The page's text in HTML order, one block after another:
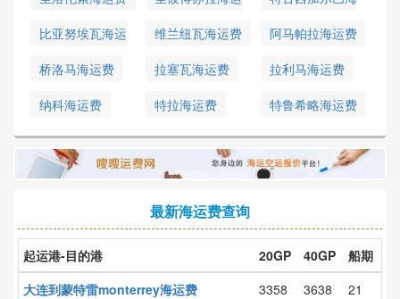
比亚努埃瓦海运
费
维兰纽瓦海运费
阿马帕拉海运费
桥洛马海运费
拉塞瓦海运费
拉利马海运费
纳科海运费
特拉海运费 特鲁希略海运费
最新海运费查询
起运港-目的港 20GP 40GP
船期
大连到蒙特雷monterrey海运费
3358 3638
21